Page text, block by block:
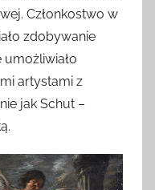
Członkostwo w
zdobywanie
umożliwiało
artystami z
jak Schut –